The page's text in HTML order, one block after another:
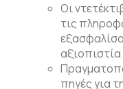
Οι
τις
πηγές για